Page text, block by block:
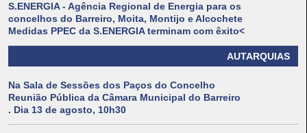
S.ENERGIA - Agência Regional de Energia para os
concelhos do Barreiro, Moita, Montijo e Alcochete
Medidas PPEC da S.ENERGIA terminam com êxito<
AUTARQUIAS
Na Sala de Sessões dos Paços do Concelho
Reunião Pública da Câmara Municipal do Barreiro
. Dia 13 de agosto, 10h30